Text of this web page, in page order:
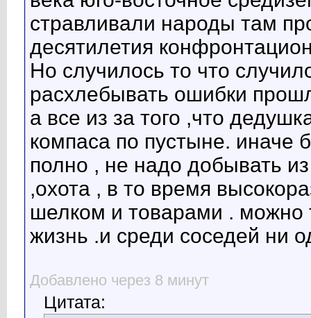
стравливали народы там
десятилетия
Но случилось то что
расхлебывать ошибки
а все из за того ,что
компаса по пустыне.
полно , не надо добывать
,охота , в то время
шелком и товарами . можно
жизнь .и среди соседей ни
Добавлено через 8 минут
Цитата: